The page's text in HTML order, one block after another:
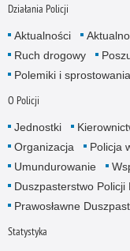
Działania Policji
Aktualności
Ruch drogowy
Polemiki i sprostowania
O Policji
Jednostki
Organizacja
Policja
Umundurowanie
Duszpasterstwo Policji
Prawosławne
Statystyka